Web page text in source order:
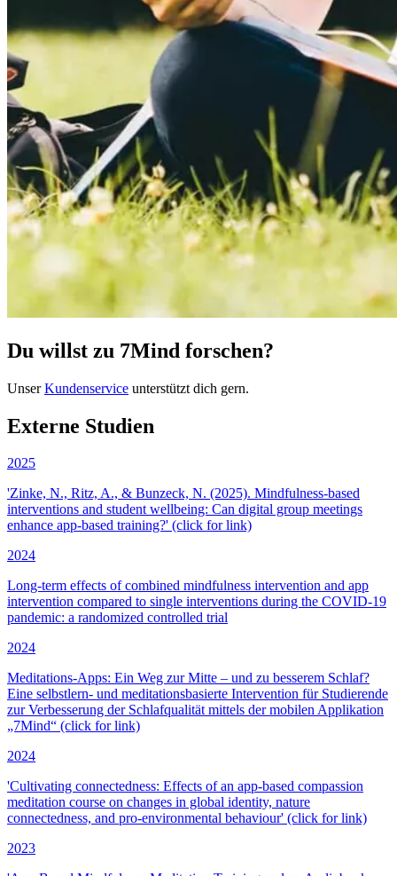
Du willst zu 7Mind forschen?
UnserKundenservice unterstützt dich gern.
Externe Studien
2025
'Zinke, N., Ritz, A., & Bunzeck, N. (2025). Mindfulness-based
interventions and student wellbeing: Can digital group meetings
enhance app-based training?' (click for link)
2024
Long-term effects of combined mindfulness intervention and app
intervention compared to single interventions during the COVID-19
pandemic: a randomized controlled trial
2024
Meditations-Apps: Ein Weg zur Mitte – und zu besserem Schlaf?
Eine selbstlern- und meditationsbasierte Intervention für Studierende
zur Verbesserung der Schlafqualität mittels der mobilen Applikation
„7Mind“ (click for link)
2024
'Cultivating connectedness: Effects of an app-based compassion
meditation course on changes in global identity, nature
connectedness, and pro-environmental behaviour' (click for link)
2023